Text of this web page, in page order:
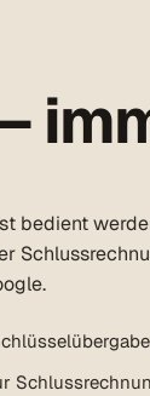
bedient